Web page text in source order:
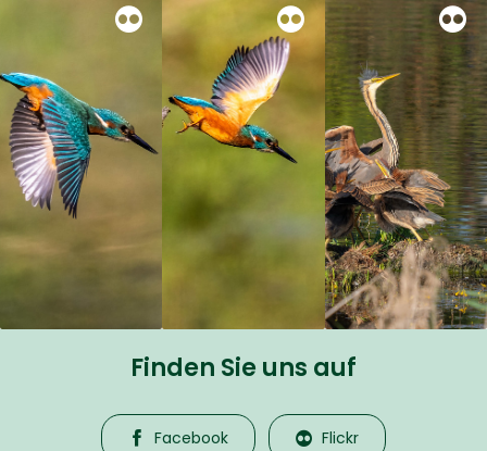
Finden Sie uns auf
Facebook Flickr